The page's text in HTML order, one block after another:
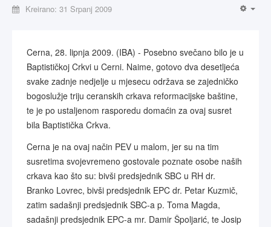
Kreirano: 31 Srpanj 2009
Cerna, 28. lipnja 2009. (IBA) - Posebno svečano bilo je u
Baptističkoj Crkvi u Cerni. Naime, gotovo dva desetljeća
svake zadnje nedjelje u mjesecu održava se zajedničko
bogoslužje triju ceranskih crkava reformacijske baštine,
te je po ustaljenom rasporedu domaćin za ovaj susret
bila Baptistička Crkva.
Cerna je na ovaj način PEV u malom, jer su na tim
susretima svojevremeno gostovale poznate osobe naših
crkava kao što su: bivši predsjednik SBC u RH dr.
Branko Lovrec, bivši predsjednik EPC dr. Petar Kuzmič,
zatim sadašnji predsjednik SBC-a p. Toma Magda,
sadašnji predsjednik EPC-a mr. Damir Špoljarić, te Josip